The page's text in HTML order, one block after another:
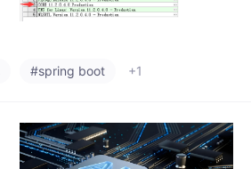
#spring boot +1